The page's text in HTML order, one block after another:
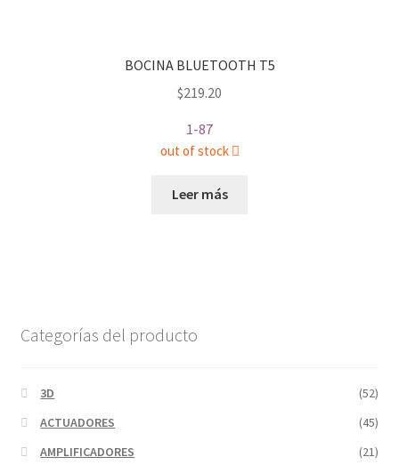
BOCINA BLUETOOTH T5
$219.20
1-87
out of stock
Leer más
Categorías del producto
3D
(52)
ACTUADORES
(45)
AMPLIFICADORES
(21)